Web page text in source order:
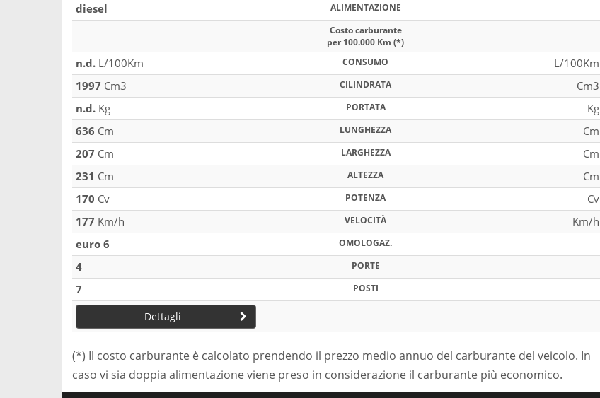
diesel
ALIMENTAZIONE
Costo carburante
per 100.000 Km (*)
n.d. L/100Km CONSUMO
L/100Km
1997 Cm3 CILINDRATA
Cm3
n.d. Kg PORTATA
Kg
636 Cm LUNGHEZZA
Cm
207 Cm LARGHEZZA
Cm
231 Cm ALTEZZA
Cm
170 Cv POTENZA
Cv
177 Km/h VELOCITÀ
Km/h
euro 6
OMOLOGAZ.
4 PORTE
7 POSTI
Dettagli
(*) Il costo carburante è calcolato prendendo il prezzo medio annuo del carburante del veicolo. In
caso vi sia doppia alimentazione viene preso in considerazione il carburante più economico.